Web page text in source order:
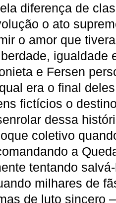
diferença de
o ato
o amor que
igualdade
e Fersen
era o final
fictícios o
dessa
coletivo
a
tentando
milhares de
de luto sincero